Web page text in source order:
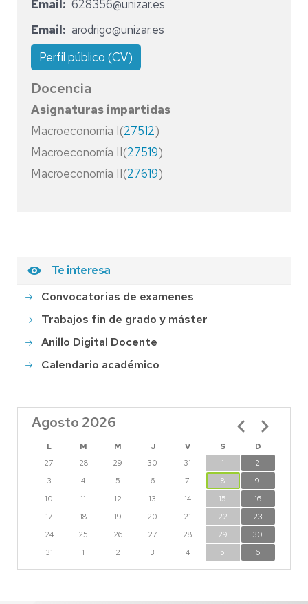
Email
628356@unizar.es
Email
arodrigo@unizar.es
Perfil público (CV)
Docencia
Asignaturas impartidas
Macroeconomia I(27512)
Macroeconomía II(27519)
Macroeconomía II(27619)
Te interesa
Convocatorias de examenes
Trabajos fin de grado y máster
Anillo Digital Docente
Calendario académico
Agosto 2026
L M M J V S
D
27
28 29 30 31 1
2
3
4 5 6 7 8
9
10
11 12 13 14 15
16
17
18 19 20 21 22
23
24
25 26 27 28 29
30
31
1 2 3 4 5 6
Paginación